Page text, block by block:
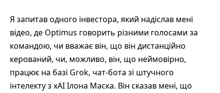
Я запитав одного інвестора, який надіслав мені
відео, де Optimus говорить різними голосами за
командою, чи вважає він, що він дистанційно
керований, чи, можливо, він, що неймовірно,
працює на базі Grok, чат-бота зі штучного
інтелекту з xAI Ілона Маска. Він сказав мені, що